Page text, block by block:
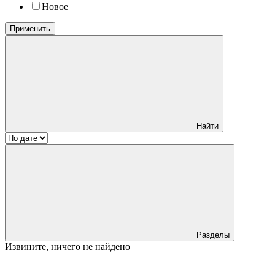
Новое
Применить
Найти
Разделы
Извините, ничего не найдено